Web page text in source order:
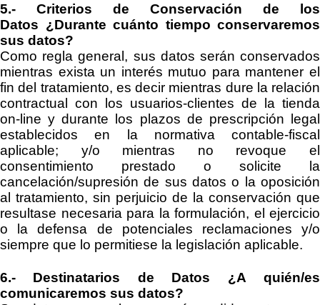
5.- Criterios de Conservación de los
Datos ¿Durante cuánto tiempo conservaremos
sus datos?
Como regla general, sus datos serán conservados
mientras exista un interés mutuo para mantener el
fin del tratamiento, es decir mientras dure la relación
contractual con los usuarios-clientes de la tienda
on- line y durante los plazos de prescripción legal
establecidos en la normativa contable-fiscal
aplicable; y/o mientras no revoque el
consentimiento prestado o solicite la
cancelación/supresión de sus datos o la oposición
al tratamiento, sin perjuicio de la conservación que
resultase necesaria para la formulación, el ejercicio
o la defensa de potenciales reclamaciones y/o
siempre que lo permitiese la legislación aplicable.
6.- Destinatarios de Datos ¿A quién/es
comunicaremos sus datos?